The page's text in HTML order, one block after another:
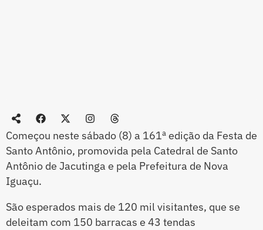
Começou neste sábado (8) a 161ª edição da Festa de
Santo Antônio, promovida pela Catedral de Santo
Antônio de Jacutinga e pela Prefeitura de Nova
Iguaçu.
São esperados mais de 120 mil visitantes, que se
deleitam com 150 barracas e 43 tendas